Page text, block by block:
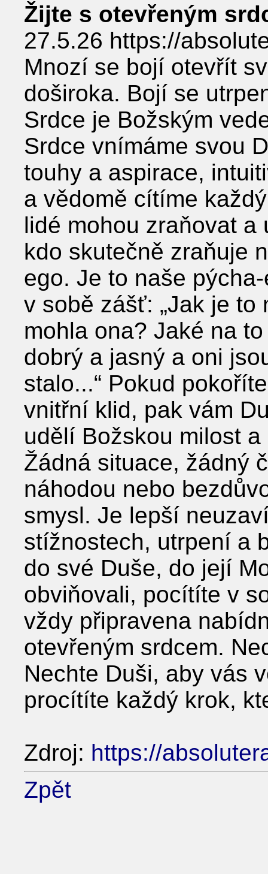
Žijte s otevřeným
27.5.26 https://
Mnozí se bojí otevřít
doširoka. Bojí se
Srdce je Božským
Srdce vnímáme svou
touhy a aspirace,
a vědomě cítíme
lidé mohou zraňovat a
kdo skutečně zraňuje
ego. Je to naše
v sobě zášť: „Jak je to
mohla ona? Jaké na
dobrý a jasný a oni
stalo...“ Pokud
vnitřní klid, pak vám
udělí Božskou milost
Žádná situace, žádný
náhodou nebo
smysl. Je lepší
stížnostech, utrpení a
do své Duše, do její
obviňovali, pocítíte v
vždy připravena
otevřeným srdcem.
Nechte Duši, aby vás
procítíte každý krok,
Zdroj: https://
Zpět